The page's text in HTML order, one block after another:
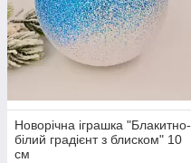
Новорічна іграшка "Блакитно-
білий градієнт з блиском" 10
см